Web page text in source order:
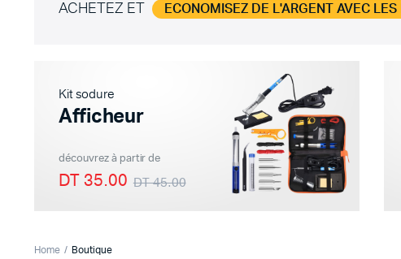
Plaque d’essais Breadboard et PCB
Composants Electroniques
Capteurs
Autres
ACHETEZ ET ECONOMISEZ DE L'ARGENT AVEC LES
Kit sodure
Afficheur
découvrez à partir de
DT 45.00
DT 35.00
Home Boutique